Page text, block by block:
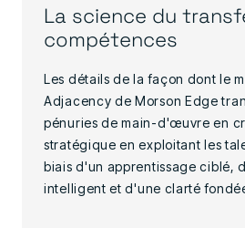
La science du
compétences
Les détails de la façon dont le
Adjacency de Morson Edge
pénuries de main-d'œuvre en
stratégique en exploitant les
biais d'un apprentissage ciblé,
intelligent et d'une clarté